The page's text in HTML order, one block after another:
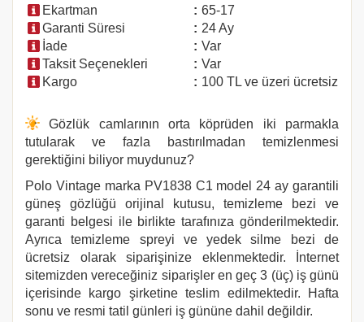
Ekartman
: 65-17
Garanti Süresi
: 24 Ay
İade
: Var
Taksit Seçenekleri
: Var
Kargo
: 100 TL ve üzeri ücretsiz
Gözlük camlarının orta köprüden iki parmakla
tutularak ve fazla bastırılmadan temizlenmesi
gerektiğini biliyor muydunuz?
Polo Vintage marka PV1838 C1 model 24 ay garantili
güneş gözlüğü orijinal kutusu, temizleme bezi ve
garanti belgesi ile birlikte tarafınıza gönderilmektedir.
Ayrıca temizleme spreyi ve yedek silme bezi de
ücretsiz olarak siparişinize eklenmektedir. İnternet
sitemizden vereceğiniz siparişler en geç 3 (üç) iş günü
içerisinde kargo şirketine teslim edilmektedir. Hafta
sonu ve resmi tatil günleri iş gününe dahil değildir.